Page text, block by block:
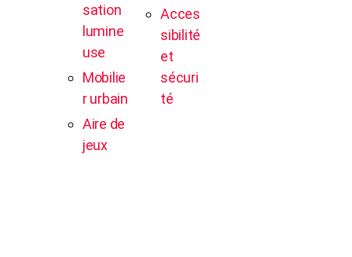
sation
lumine
use
Mobilie
r urbain
Aire de
jeux
Acces
sibilité
et
sécuri
té